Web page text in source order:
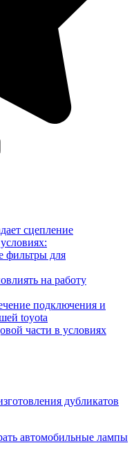
сцепление
фильтры для
на работу
подключения и
toyota
части в условиях
дубликатов
автомобильные лампы